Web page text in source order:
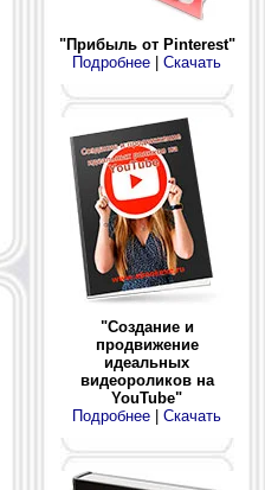
"Прибыль от Pinterest"
Подробнее
Скачать
"Создание и
продвижение
идеальных
видеороликов на
YouTube"
Подробнее
Скачать